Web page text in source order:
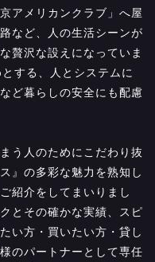
アメリカンクラブ」へ屋
など、人の生活シーンが
贅沢な設えになっていま
する、人とシステムに
ど暮らしの安全にも配慮
う人のためにこだわり抜
』の多彩な魅力を熟知し
紹介をしてまいりまし
とその確かな実績、スピ
い方・買いたい方・貸し
のパートナーとして専任